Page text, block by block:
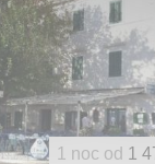
1 noc od 1